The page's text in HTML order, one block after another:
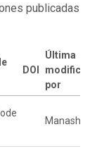
publicadas
DOI
Última
por
Manash